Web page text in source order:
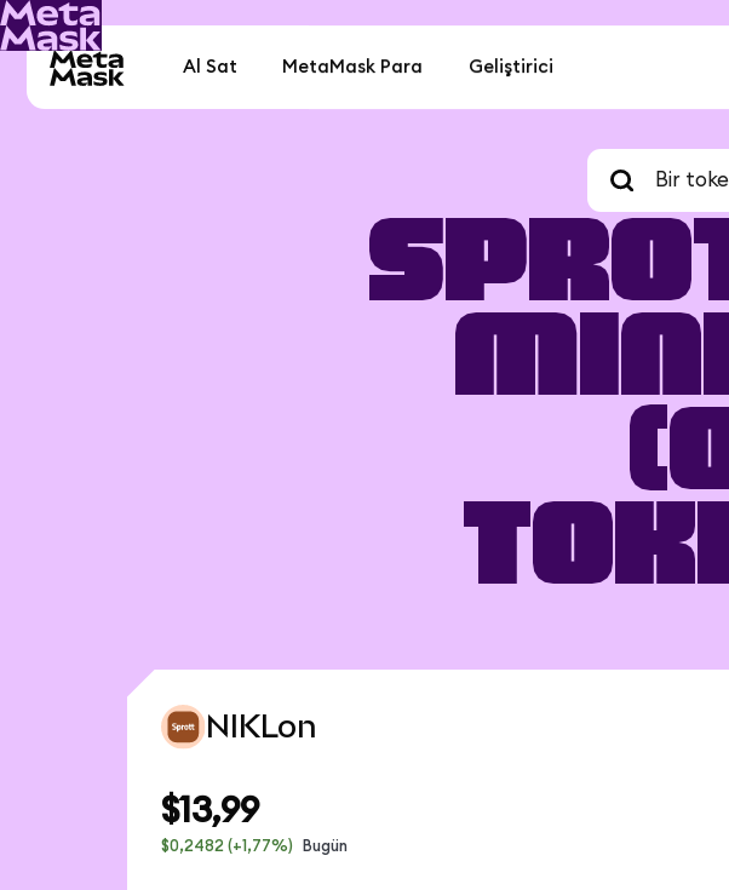
Al Sat MetaMask Para Geliştirici
NIKLon
$13,99
$0,2482 (+1,77%) Bugün